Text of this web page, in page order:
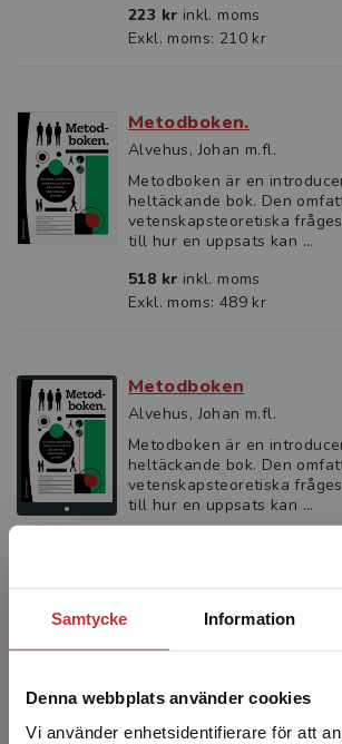
Samtycke Information
Denna webbplats använder cookies
Vi använder enhetsidentifierare för att
223 kr inkl. moms
Exkl. moms: 210 kr
Metodboken.
Alvehus, Johan m.fl.
Metodboken är en
heltäckande bok. Den
vetenskapsteoretiska
till hur en uppsats kan ...
518 kr inkl. moms
Exkl. moms: 489 kr
Metodboken
Alvehus, Johan m.fl.
Metodboken är en
heltäckande bok. Den
vetenskapsteoretiska
till hur en uppsats kan ...
Hur genomför man
Denna bok ger en
systematisk introduktion